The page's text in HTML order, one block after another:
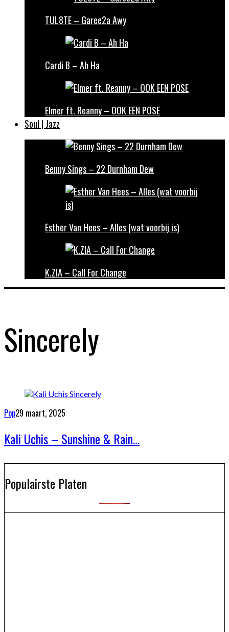
TUL8TE – Garee2a Awy
Cardi B – Ah Ha
Elmer ft. Reanny – OOK EEN POSE
Soul | Jazz
Benny Sings – 22 Durnham Dew
Esther Van Hees – Alles (wat voorbij is)
K.ZIA – Call For Change
Sincerely
Pop29 maart, 2025
Kali Uchis – Sunshine & Rain…
Populairste Platen